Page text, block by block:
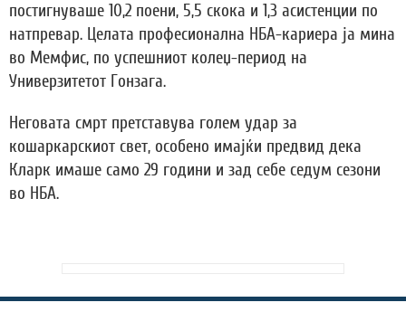
постигнуваше 10,2 поени, 5,5 скока и 1,3 асистенции по
натпревар. Целата професионална НБА-кариера ја мина
во Мемфис, по успешниот колеџ-период на
Универзитетот Гонзага.
Неговата смрт претставува голем удар за
кошаркарскиот свет, особено имајќи предвид дека
Кларк имаше само 29 години и зад себе седум сезони
во НБА.